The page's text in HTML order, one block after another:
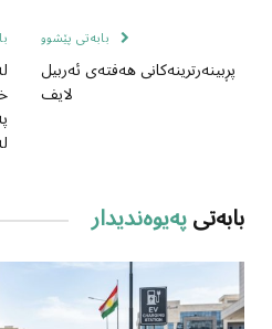
بابەتی پێشوو
پڕبینەرترینەکانی هەفتەی ئەربیل
لایف
بابەتیپەیوەندیدار